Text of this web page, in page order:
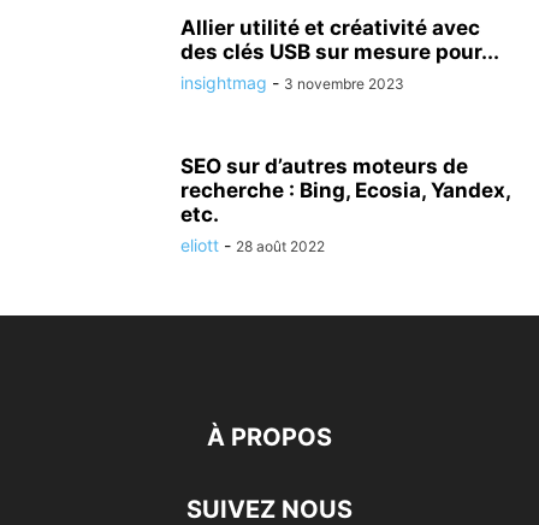
Allier utilité et créativité avec
des clés USB sur mesure pour...
insightmag - 3 novembre 2023
SEO sur d’autres moteurs de
recherche : Bing, Ecosia, Yandex,
etc.
eliott - 28 août 2022
À PROPOS
SUIVEZ NOUS